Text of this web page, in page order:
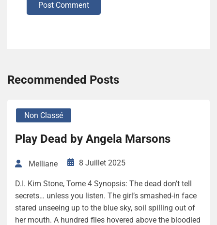
Post Comment
Recommended Posts
Non Classé
Play Dead by Angela Marsons
Melliane 8 Juillet 2025
D.I. Kim Stone, Tome 4 Synopsis: The dead don’t tell
secrets… unless you listen. The girl’s smashed-in face
stared unseeing up to the blue sky, soil spilling out of
her mouth. A hundred flies hovered above the bloodied